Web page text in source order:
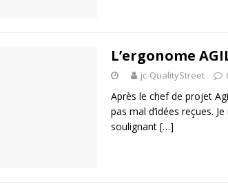
L’ergonome
jc-QualityStreet
Après le chef de projet
pas mal d’idées reçues.
soulignant […]